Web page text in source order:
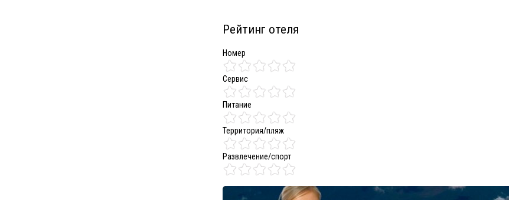
Рейтинг отеля
Номер
Сервис
Питание
Территория/пляж
Развлечение/спорт